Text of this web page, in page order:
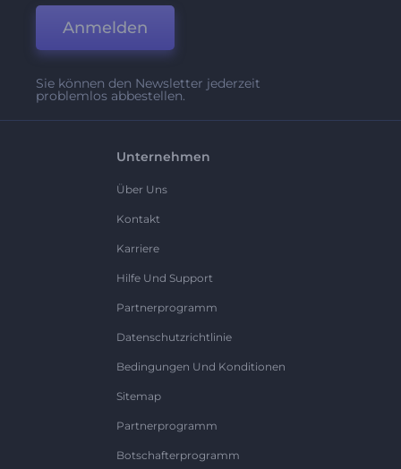
Anmelden
Sie können den Newsletter jederzeit
problemlos abbestellen.
Unternehmen
Über Uns
Kontakt
Karriere
Hilfe Und Support
Partnerprogramm
Datenschutzrichtlinie
Bedingungen Und Konditionen
Sitemap
Partnerprogramm
Botschafterprogramm